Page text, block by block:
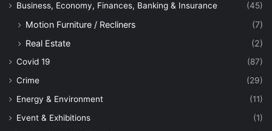
Business, Economy, Finances, Banking & Insurance
(45)
Motion Furniture / Recliners
(7)
Real Estate
(2)
Covid 19
(87)
Crime
(29)
Energy & Environment
(11)
Event & Exhibitions
(1)